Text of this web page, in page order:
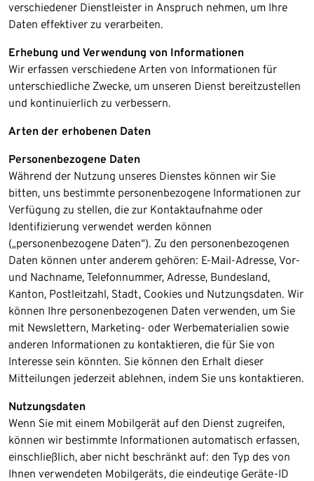
verschiedener Dienstleister in Anspruch nehmen, um Ihre
Daten effektiver zu verarbeiten.​
Erhebung und Verwendung von Informationen
Wir erfassen verschiedene Arten von Informationen für
unterschiedliche Zwecke, um unseren Dienst bereitzustellen
und kontinuierlich zu verbessern.
Arten der erhobenen Daten
Personenbezogene Daten
Während der Nutzung unseres Dienstes können wir Sie
bitten, uns bestimmte personenbezogene Informationen zur
Verfügung zu stellen, die zur Kontaktaufnahme oder
Identifizierung verwendet werden können
(„personenbezogene Daten“). Zu den personenbezogenen
Daten können unter anderem gehören: E-Mail-Adresse, Vor-
und Nachname, Telefonnummer, Adresse, Bundesland,
Kanton, Postleitzahl, Stadt, Cookies und Nutzungsdaten. ​Wir
können Ihre personenbezogenen Daten verwenden, um Sie
mit Newslettern, Marketing- oder Werbematerialien sowie
anderen Informationen zu kontaktieren, die für Sie von
Interesse sein könnten. Sie können den Erhalt dieser
Mitteilungen jederzeit ablehnen, indem Sie uns kontaktieren.​
Nutzungsdaten
Wenn Sie mit einem Mobilgerät auf den Dienst zugreifen,
können wir bestimmte Informationen automatisch erfassen,
einschließlich, aber nicht beschränkt auf: den Typ des von
Ihnen verwendeten Mobilgeräts, die eindeutige Geräte-ID